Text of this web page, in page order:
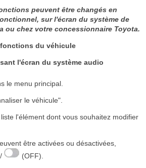
peuvent être changés en
sur l'écran du système de
ou chez votre concessionnaire Toyota.
du véhicule
l'écran du système audio
le menu principal.
le véhicule".
l'élément dont vous souhaitez modifier
être activées ou désactivées,
(OFF).